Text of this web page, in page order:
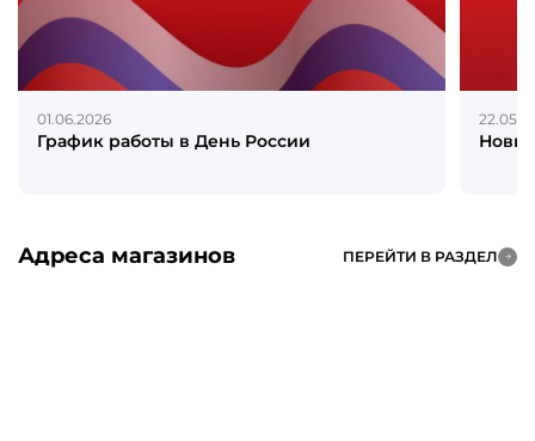
01.06.2026
График работы в День России
Адреса магазинов ПЕРЕЙТИ В РАЗДЕЛ